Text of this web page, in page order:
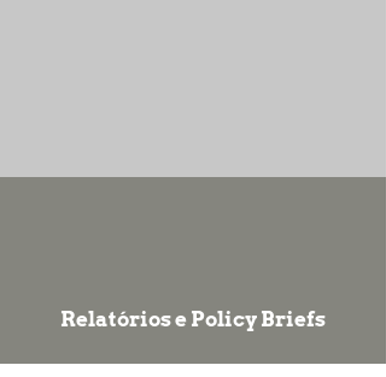
Relatórios e Policy Briefs